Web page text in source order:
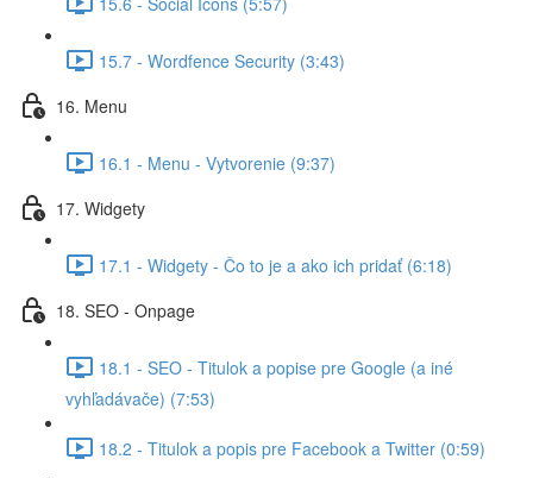
15.7 - Wordfence Security (3:43)
16. Menu
16.1 - Menu - Vytvorenie (9:37)
17. Widgety
17.1 - Widgety - Čo to je a ako ich pridať (6:18)
18. SEO - Onpage
18.1 - SEO - Titulok a popise pre Google (a iné
vyhľadávače) (7:53)
18.2 - Titulok a popis pre Facebook a Twitter (0:59)